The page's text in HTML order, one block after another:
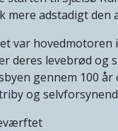
mere adstadigt den
var hovedmotoren
deres levebrød og
gennem 100 år
og